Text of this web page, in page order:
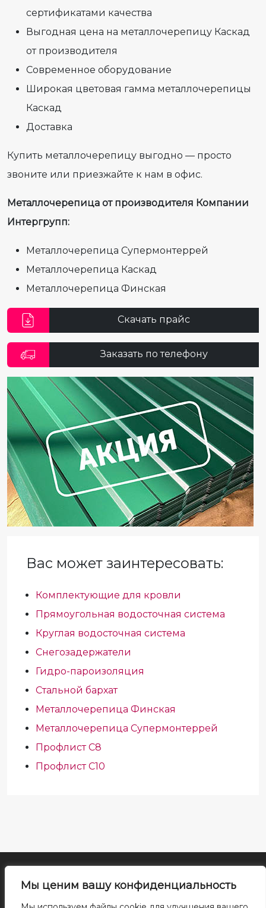
Мы ценим вашу конфиденциальность
сертификатами качества
Выгодная цена на металлочерепицу Каскад
от производителя
Современное оборудование
Широкая цветовая гамма металлочерепицы
Каскад
Доставка
Купить металлочерепицу выгодно — просто
звоните или приезжайте к нам в офис.
Металлочерепица от производителя Компании
Интергрупп:
Металлочерепица Супермонтеррей
Металлочерепица Каскад
Металлочерепица Финская
Скачать прайс
Заказать по телефону
Вас может заинтересовать:
Комплектующие для кровли
Прямоугольная водосточная система
Круглая водосточная система
Снегозадержатели
Гидро-пароизоляция
Стальной бархат
Металлочерепица Финская
Металлочерепица Супермонтеррей
Профлист С8
Профлист С10
Все права на материалы сайта принадлежат правообладателю. Воспроизведение
или распространение указанных материалов в любой форме может
производиться только с письменного разрешения правообладателя. При